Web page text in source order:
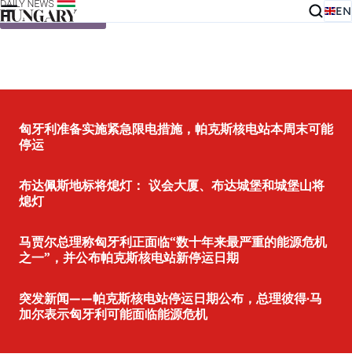
Skip to content EN
匈牙利准备实施紧急限电措施，帕克斯核电站本周末可能
停运
布达佩斯地标将熄灯： 议会大厦、布达城堡和城堡山将
熄灯
马贾尔总理称匈牙利正面临“数十年来最严重的能源危机
之一”，并公布帕克斯核电站新停运日期
突发新闻——帕克斯核电站停运日期公布，总理彼得·马
加尔表示匈牙利可能面临能源危机